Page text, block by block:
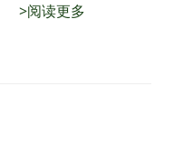
>阅读更多